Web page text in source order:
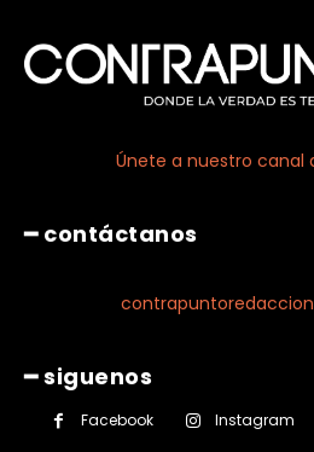
Únete a nuestro canal
━ contáctanos
━ siguenos
Facebook Instagram